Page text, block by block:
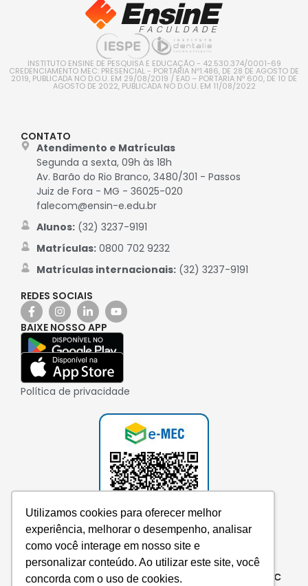
Utilizamos cookies para oferecer melhor
experiência, melhorar o desempenho, analisar
como você interage em nosso site e
personalizar conteúdo. Ao utilizar este site, você
concorda com o uso de cookies.
INSTITUTO ENSINE DE PESQUISA E EDUCAÇÃO - 42.530.374/0001-69
CREDENCIAMENTO MEC: PRESENCIAL - PORTARIA Nº1.486, DE 28 DE AGOSTO DE
2019, PUBLICADA NO D.O.U. EM 29/08/2019 / EAD – PORTARIA Nº 600, DE 10 DE
AGOSTO DE 2022, PUBLICADA NO D.O.U. EM 11/08/2022
CONTATO
Atendimento e Matrículas
Segunda a sexta, 09h às 18h
Av. Barão do Rio Branco, 3480/301 - Passos
Juiz de Fora - MG - 36025-020
falecom@ensin-e.edu.br
Alunos:(32) 3237-9191
Matrículas:0800 702 9232
Matrículas internacionais:(32) 3237-9191
REDES SOCIAIS
BAIXE NOSSO APP
Política de privacidade
Consulte aqui o cadastro da instituição no e-MEC